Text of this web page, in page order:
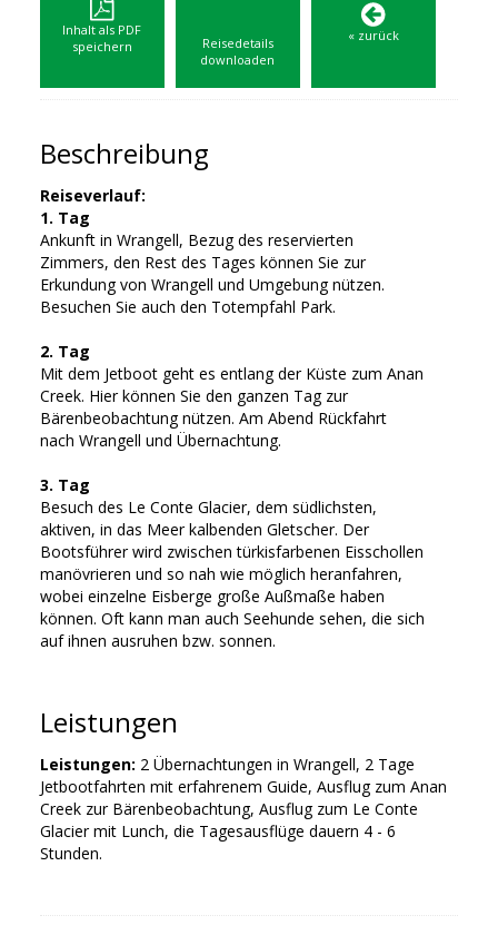
Inhalt als PDF
speichern
Reisedetails
downloaden
« zurück
Beschreibung
Reiseverlauf:
1. Tag
Ankunft in Wrangell, Bezug des reservierten
Zimmers, den Rest des Tages können Sie zur
Erkundung von Wrangell und Umgebung nützen.
Besuchen Sie auch den Totempfahl Park.
2. Tag
Mit dem Jetboot geht es entlang der Küste zum Anan
Creek. Hier können Sie den ganzen Tag zur
Bärenbeobachtung nützen. Am Abend Rückfahrt
nach Wrangell und Übernachtung.
3. Tag
Besuch des Le Conte Glacier, dem südlichsten,
aktiven, in das Meer kalbenden Gletscher. Der
Bootsführer wird zwischen türkisfarbenen Eisschollen
manövrieren und so nah wie möglich heranfahren,
wobei einzelne Eisberge große Außmaße haben
können. Oft kann man auch Seehunde sehen, die sich
auf ihnen ausruhen bzw. sonnen.
Leistungen
Leistungen: 2 Übernachtungen in Wrangell, 2 Tage
Jetbootfahrten mit erfahrenem Guide, Ausflug zum Anan
Creek zur Bärenbeobachtung, Ausflug zum Le Conte
Glacier mit Lunch, die Tagesausflüge dauern 4 - 6
Stunden.